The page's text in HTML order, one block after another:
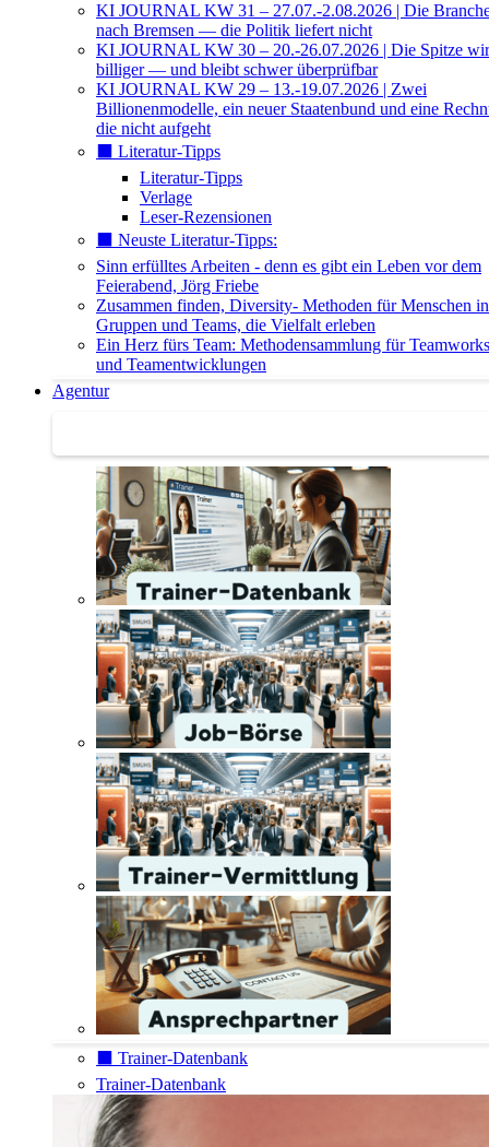
KI JOURNAL KW 31 – 27.07.-2.08.2026 | Die
nach Bremsen — die Politik liefert nicht
KI JOURNAL KW 30 – 20.-26.07.2026 | Die Spitze
billiger — und bleibt schwer überprüfbar
KI JOURNAL KW 29 – 13.-19.07.2026 | Zwei
Billionenmodelle, ein neuer Staatenbund und eine
die nicht aufgeht
⬛️ Literatur-Tipps
Literatur-Tipps
Verlage
Leser-Rezensionen
⬛️ Neuste Literatur-Tipps:
Sinn erfülltes Arbeiten - denn es gibt ein Leben vor dem
Feierabend, Jörg Friebe
Zusammen finden, Diversity- Methoden für Menschen in
Gruppen und Teams, die Vielfalt erleben
Ein Herz fürs Team: Methodensammlung für
und Teamentwicklungen
Agentur
⬛️ Trainer-Datenbank
Trainer-Datenbank